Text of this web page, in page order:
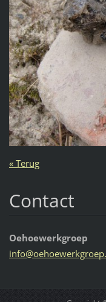
« Terug
Contact
Oehoewerkgroep
info@oehoewerkgr